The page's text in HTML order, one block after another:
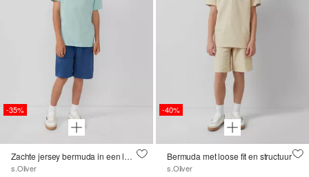
-35%
Zachte jersey bermuda in een loose fit
s.Oliver
-40%
Bermuda met loose fit en structuur
s.Oliver